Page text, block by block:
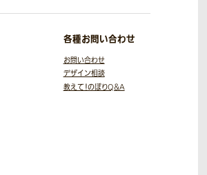
各種お問い合わせ
お問い合わせ
デザイン相談
教えて！のぼりQ＆A